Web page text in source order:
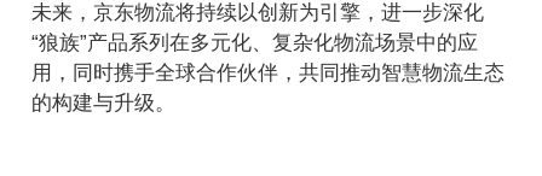
未来，京东物流将持续以创新为引擎，进一步深化
“狼族”产品系列在多元化、复杂化物流场景中的应
用，同时携手全球合作伙伴，共同推动智慧物流生态
的构建与升级。